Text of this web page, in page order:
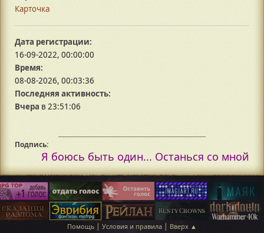
Карточка
Дата регистрации:
16-09-2022, 00:00:00
Время:
08-08-2026, 00:03:36
Последняя активность:
Вчера в 23:51:06
Подпись:
Я боюсь быть один... Останься со мной
Помощь | Условия и правила | Вверх ▲